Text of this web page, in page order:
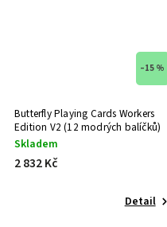
–15 %
Butterfly Playing Cards Workers
Edition V2 (12 modrých balíčků)
Skladem
2 832 Kč
Detail